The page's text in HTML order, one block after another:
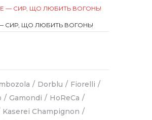
— СИР, ЩО ЛЮБИТЬ ВОГОНЬ!
Dorblu
Fiorelli
Gamondi
HoReCa
Kaserei Champignon